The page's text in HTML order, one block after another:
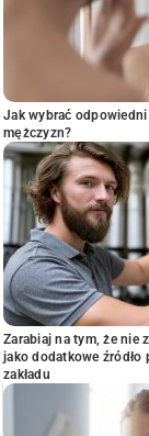
Jak wybrać
mężczyzn?
Zarabiaj na tym, że nie
jako dodatkowe
zakładu